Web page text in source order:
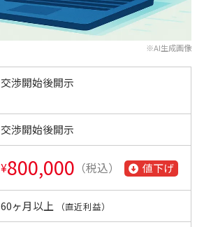
※AI生成画像
交渉開始後開示
交渉開始後開示
¥800,000 （税込） 値下げ
60ヶ月以上 （直近利益）